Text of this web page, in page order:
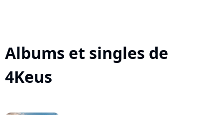
Albums et singles de
4Keus